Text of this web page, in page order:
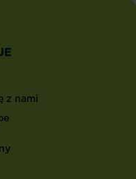
z nami